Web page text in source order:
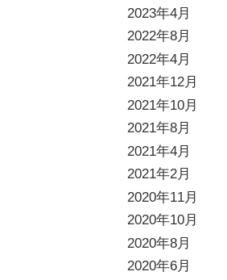
2023年4月
2022年8月
2022年4月
2021年12月
2021年10月
2021年8月
2021年4月
2021年2月
2020年11月
2020年10月
2020年8月
2020年6月